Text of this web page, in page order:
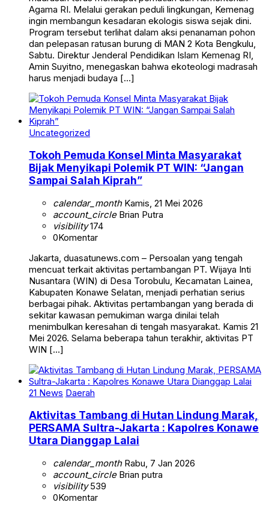
Agama RI. Melalui gerakan peduli lingkungan, Kemenag
ingin membangun kesadaran ekologis siswa sejak dini.
Program tersebut terlihat dalam aksi penanaman pohon
dan pelepasan ratusan burung di MAN 2 Kota Bengkulu,
Sabtu. Direktur Jenderal Pendidikan Islam Kemenag RI,
Amin Suyitno, menegaskan bahwa ekoteologi madrasah
harus menjadi budaya […]
Uncategorized
Tokoh Pemuda Konsel Minta Masyarakat
Bijak Menyikapi Polemik PT WIN: “Jangan
Sampai Salah Kiprah”
calendar_monthKamis, 21 Mei 2026
account_circleBrian Putra
visibility174
0Komentar
Jakarta, duasatunews.com – Persoalan yang tengah
mencuat terkait aktivitas pertambangan PT. Wijaya Inti
Nusantara (WIN) di Desa Torobulu, Kecamatan Lainea,
Kabupaten Konawe Selatan, menjadi perhatian serius
berbagai pihak. Aktivitas pertambangan yang berada di
sekitar kawasan pemukiman warga dinilai telah
menimbulkan keresahan di tengah masyarakat. Kamis 21
Mei 2026. Selama beberapa tahun terakhir, aktivitas PT
WIN […]
21 News Daerah
Aktivitas Tambang di Hutan Lindung Marak,
PERSAMA Sultra-Jakarta : Kapolres Konawe
Utara Dianggap Lalai
calendar_monthRabu, 7 Jan 2026
account_circleBrian putra
visibility539
0Komentar